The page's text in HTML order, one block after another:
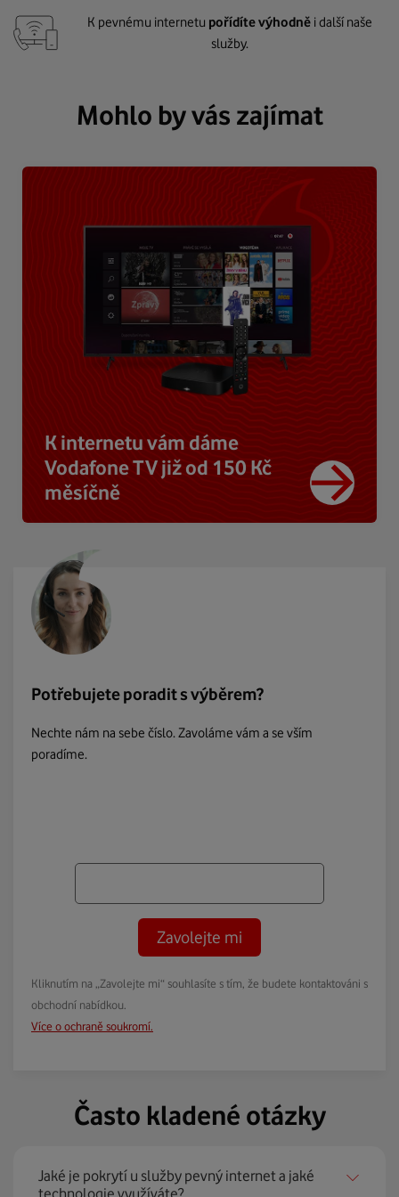
K pevnému internetu pořídíte výhodně i další naše
služby.
Mohlo by vás zajímat
K internetu vám dáme
Vodafone TV již od 150 Kč
měsíčně
Potřebujete poradit s výběrem?
Nechte nám na sebe číslo. Zavoláme vám a se vším
poradíme.
Zavolejte mi
Kliknutím na „Zavolejte mi“ souhlasíte s tím, že budete kontaktováni s
obchodní nabídkou.
Více o ochraně soukromí.
Často kladené otázky
Jaké je pokrytí u služby pevný internet a jaké
technologie využíváte?